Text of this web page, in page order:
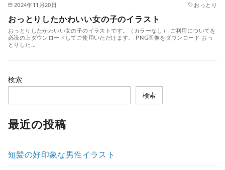
2024年11月20日 おっとり
おっとりしたかわいい女の子のイラスト
おっとりしたかわいい女の子のイラストです。（カラーなし） ご利用についてを
必読の上ダウンロードしてご使用いただけます。 PNG画像をダウンロード おっ
とりした…
検索
検索
最近の投稿
短髪の好印象な男性イラスト